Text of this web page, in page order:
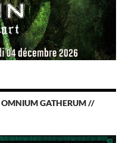
OMNIUM GATHERUM //